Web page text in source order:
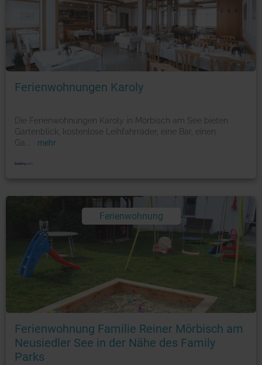
Foto: © booking.com
Ferienwohnungen Karoly
Die Ferienwohnungen Karoly in Mörbisch am See bieten
Gartenblick, kostenlose Leihfahrräder, eine Bar, einen
Ga
mehr
Ferienwohnung
Foto: © booking.com
Ferienwohnung Familie Reiner Mörbisch am
Neusiedler See in der Nähe des Family
Parks